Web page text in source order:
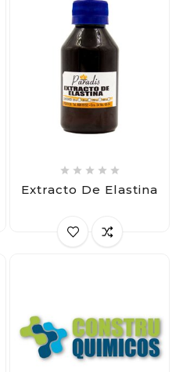
    
Extracto De Elastina